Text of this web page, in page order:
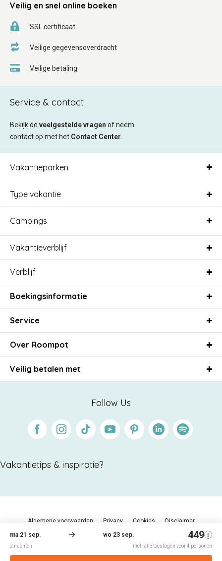
Veilig en snel online boeken
SSL certificaat
Veilige gegevensoverdracht
Veilige betaling
Vakantieparken
Type vakantie
Campings
Vakantieverblijf
Verblijf
Service & contact
Bekijk de veelgestelde vragen of neem
contact op met het Contact Center
Follow Us
FacebookInstagram
Tiktok YoutubePinterestLinkedinSpotify
Vakantietips & inspiratie?
Boekingsinformatie
Service
Over Roompot
Veilig betalen met
Algemene voorwaarden Privacy Cookies Disclaimer